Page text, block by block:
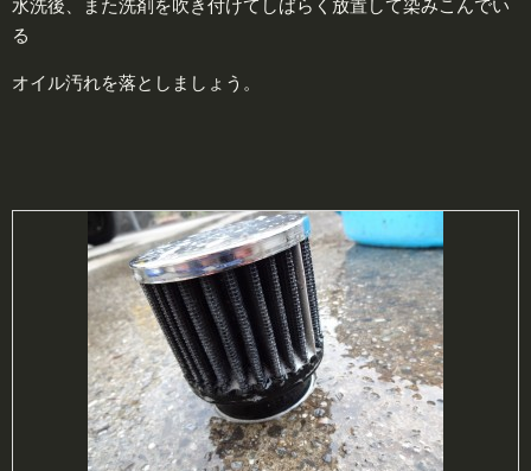
水洗後、また洗剤を吹き付けてしばらく放置して染みこんでい
る
オイル汚れを落としましょう。